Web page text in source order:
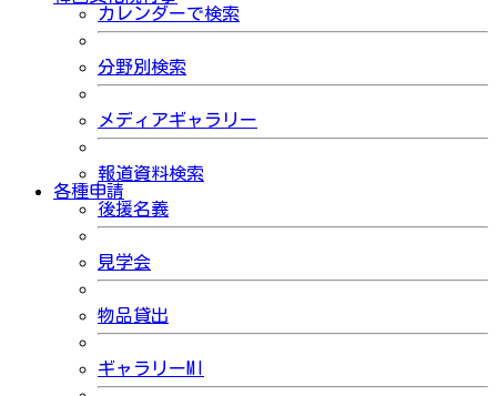
カレンダーで検索
分野別検索
メディアギャラリー
報道資料検索
各種申請
後援名義
見学会
物品貸出
ギャラリーMI